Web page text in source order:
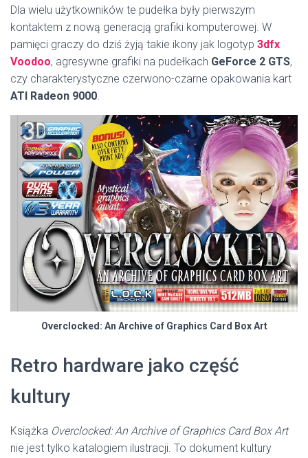
Dla wielu użytkowników te pudełka były pierwszym
kontaktem z nową generacją grafiki komputerowej. W
pamięci graczy do dziś żyją takie ikony jak logotyp 3dfx
Voodoo, agresywne grafiki na pudełkach GeForce 2 GTS,
czy charakterystyczne czerwono-czarne opakowania kart
ATI Radeon 9000.
Overclocked: An Archive of Graphics Card Box Art
Retro hardware jako część
kultury
Książka Overclocked: An Archive of Graphics Card Box Art
nie jest tylko katalogiem ilustracji. To dokument kultury